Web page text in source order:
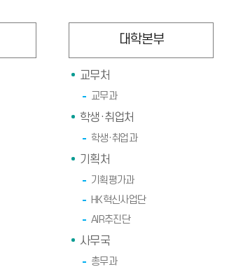
대학본부
교무처
교무과
학생·취업처
학생·취업과
기획처
기획평가과
HK혁신사업단
AIR추진단
사무국
총무과